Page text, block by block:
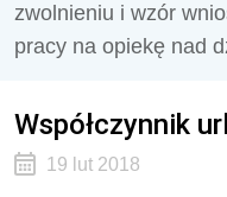
zwolnieniu i wzór
pracy na opiekę nad
Współczynnik
19 lut 2018